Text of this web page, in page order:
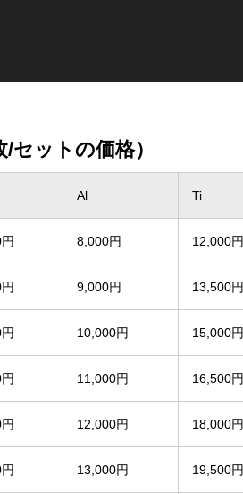
ットの価格）
Al Ti
8,000円 12,000円
9,000円 13,500円
10,000円 15,000円
11,000円 16,500円
12,000円 18,000円
13,000円 19,500円